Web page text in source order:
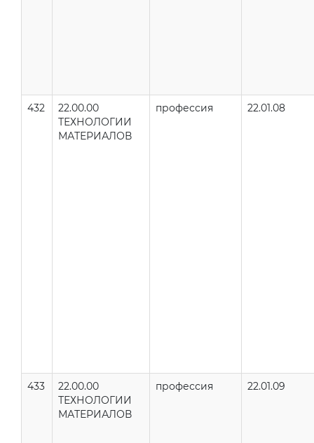
432
22.00.00
ТЕХНОЛОГИИ
МАТЕРИАЛОВ
профессия 22.01.08
433
22.00.00
ТЕХНОЛОГИИ
МАТЕРИАЛОВ
профессия 22.01.09